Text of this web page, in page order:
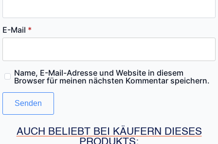
E-Mail *
Name, E-Mail-Adresse und Website in diesem
Browser für meinen nächsten Kommentar speichern.
AUCH BELIEBT BEI KÄUFERN DIESES